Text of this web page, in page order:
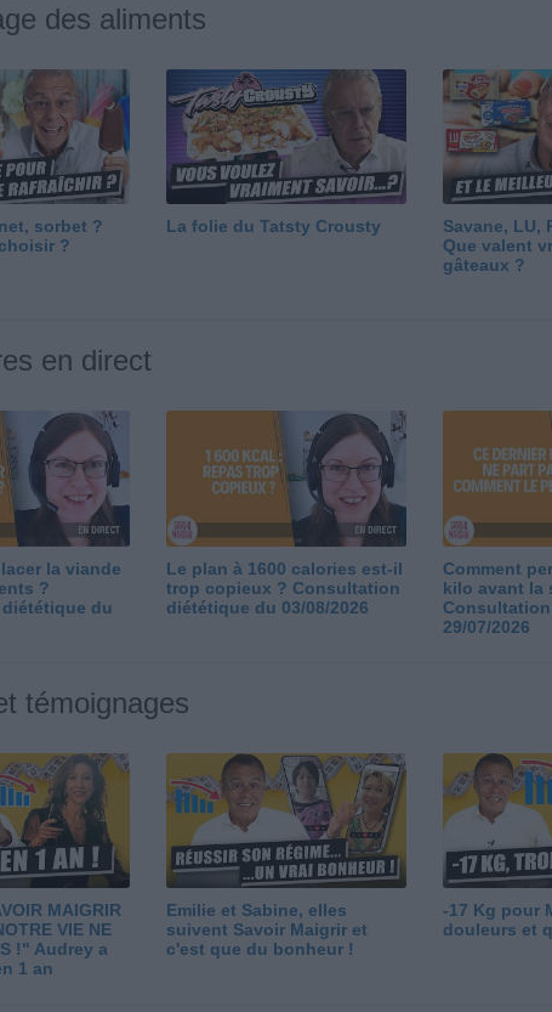
des aliments
sorbet ?
?
La folie du Tatsty Crousty
Savane, LU,
Que valent
gâteaux ?
en direct
la viande
?
du
Le plan à 1600 calories est-il
trop copieux ? Consultation
diététique du 03/08/2026
Comment
kilo avant la
29/07/2026
témoignages
MAIGRIR
VIE NE
!" Audrey a
1 an
Emilie et Sabine, elles
suivent Savoir Maigrir et
c'est que du bonheur !
-17 Kg pour
douleurs et